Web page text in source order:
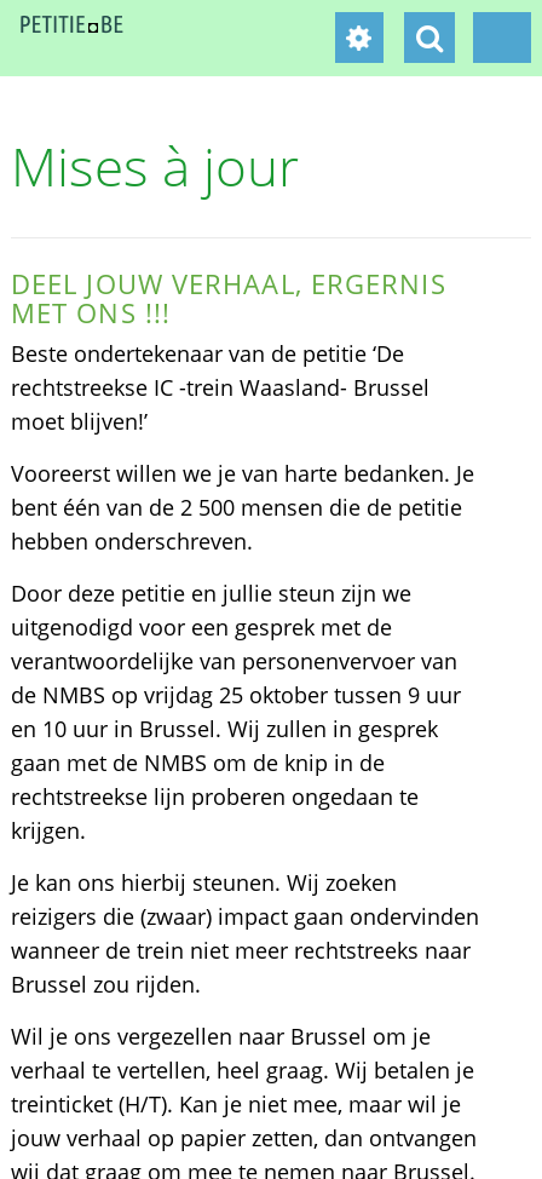
Mises à jour
DEEL JOUW VERHAAL, ERGERNIS
MET ONS !!!
Beste ondertekenaar van de petitie ‘De
rechtstreekse IC -trein Waasland- Brussel
moet blijven!’
Vooreerst willen we je van harte bedanken. Je
bent één van de 2 500 mensen die de petitie
hebben onderschreven.
Door deze petitie en jullie steun zijn we
uitgenodigd voor een gesprek met de
verantwoordelijke van personenvervoer van
de NMBS op vrijdag 25 oktober tussen 9 uur
en 10 uur in Brussel. Wij zullen in gesprek
gaan met de NMBS om de knip in de
rechtstreekse lijn proberen ongedaan te
krijgen.
Je kan ons hierbij steunen. Wij zoeken
reizigers die (zwaar) impact gaan ondervinden
wanneer de trein niet meer rechtstreeks naar
Brussel zou rijden.
Wil je ons vergezellen naar Brussel om je
verhaal te vertellen, heel graag. Wij betalen je
treinticket (H/T). Kan je niet mee, maar wil je
jouw verhaal op papier zetten, dan ontvangen
wij dat graag om mee te nemen naar Brussel.